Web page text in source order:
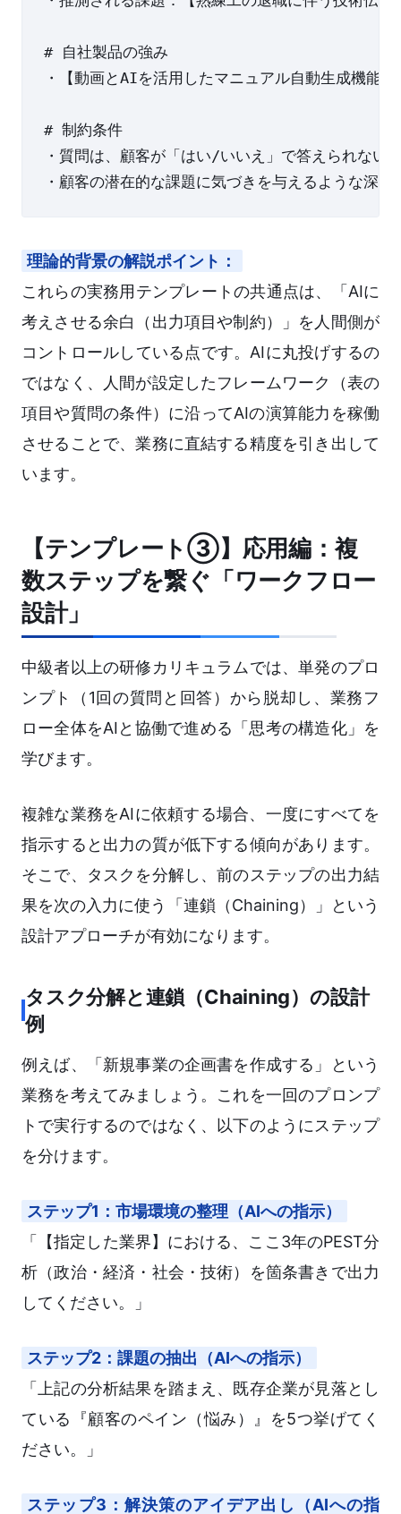
# 自社製品の強み
・【動画とAIを活用したマニュアル自動生成機能】
# 制約条件
・質問は、顧客が「はい/いいえ」で答えられない
理論的背景の解説ポイント：
これらの実務用テンプレートの共通点は、「AIに
考えさせる余白（出力項目や制約）」を人間側が
コントロールしている点です。AIに丸投げするの
ではなく、人間が設定したフレームワーク（表の
項目や質問の条件）に沿ってAIの演算能力を稼働
させることで、業務に直結する精度を引き出して
います。
【テンプレート③】応用編：複
数ステップを繋ぐ「ワークフロー
設計」
中級者以上の研修カリキュラムでは、単発のプロ
ンプト（1回の質問と回答）から脱却し、業務フ
ロー全体をAIと協働で進める「思考の構造化」を
学びます。
複雑な業務をAIに依頼する場合、一度にすべてを
指示すると出力の質が低下する傾向があります。
そこで、タスクを分解し、前のステップの出力結
果を次の入力に使う「連鎖（Chaining）」という
設計アプローチが有効になります。
タスク分解と連鎖（Chaining）の設計
例
例えば、「新規事業の企画書を作成する」という
業務を考えてみましょう。これを一回のプロンプ
トで実行するのではなく、以下のようにステップ
を分けます。
ステップ1：市場環境の整理（AIへの指示）
「【指定した業界】における、ここ3年のPEST分
析（政治・経済・社会・技術）を箇条書きで出力
してください。」
ステップ2：課題の抽出（AIへの指示）
「上記の分析結果を踏まえ、既存企業が見落とし
ている『顧客のペイン（悩み）』を5つ挙げてく
ださい。」
ステップ3：解決策のアイデア出し（AIへの指